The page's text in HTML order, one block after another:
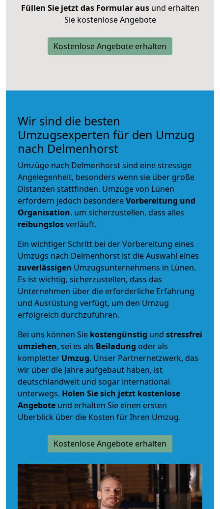
Füllen Sie jetzt das Formular ausund erhalten
Sie kostenlose Angebote
Kostenlose Angebote erhalten
Wir sind die besten
Umzugsexperten für den Umzug
nach Delmenhorst
Umzüge nach Delmenhorst sind eine stressige
Angelegenheit, besonders wenn sie über große
Distanzen stattfinden. Umzüge von Lünen
erfordern jedoch besondereVorbereitung und
Organisation, um sicherzustellen, dass alles
reibungslosverläuft.
Ein wichtiger Schritt bei der Vorbereitung eines
Umzugs nach Delmenhorst ist die Auswahl eines
zuverlässigen Umzugsunternehmens in Lünen.
Es ist wichtig, sicherzustellen, dass das
Unternehmen über die erforderliche Erfahrung
und Ausrüstung verfügt, um den Umzug
erfolgreich durchzuführen.
Bei uns können Sie kostengünstig und stressfrei
umziehen, sei es als Beiladung oder als
kompletter Umzug. Unser Partnernetzwerk, das
wir über die Jahre aufgebaut haben, ist
deutschlandweit und sogar international
unterwegs. Holen Sie sich jetzt kostenlose
Angebote und erhalten Sie einen ersten
Überblick über die Kosten für Ihren Umzug.
Kostenlose Angebote erhalten